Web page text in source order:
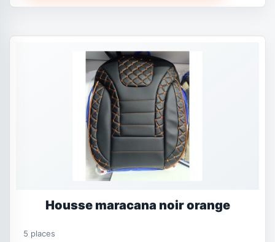
Housse maracana noir orange
5 places